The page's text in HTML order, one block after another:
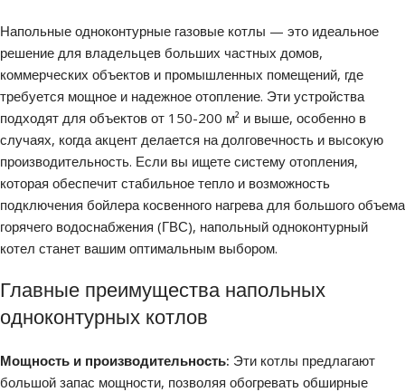
Напольные одноконтурные газовые котлы — это идеальное
решение для владельцев больших частных домов,
коммерческих объектов и промышленных помещений, где
требуется мощное и надежное отопление. Эти устройства
подходят для объектов от 150-200 м² и выше, особенно в
случаях, когда акцент делается на долговечность и высокую
производительность. Если вы ищете систему отопления,
которая обеспечит стабильное тепло и возможность
подключения бойлера косвенного нагрева для большого объема
горячего водоснабжения (ГВС), напольный одноконтурный
котел станет вашим оптимальным выбором.
Главные преимущества напольных
одноконтурных котлов
Мощность и производительность: Эти котлы предлагают
большой запас мощности, позволяя обогревать обширные